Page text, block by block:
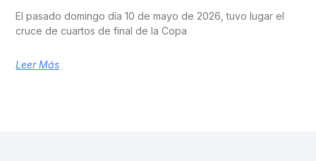
El pasado domingo día 10 de mayo de 2026, tuvo lugar el
cruce de cuartos de final de la Copa
Leer Más